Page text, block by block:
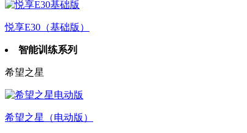
悦享E30（基础版）
智能训练系列
希望之星
希望之星（电动版）